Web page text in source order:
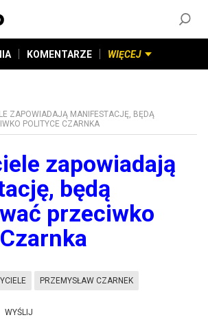
KOMENTARZE WIĘCEJ
ZAPOWIADAJĄ MANIFESTACJĘ, BĘDĄ
POLITYCE CZARNKA
zapowiadają
będą
przeciwko
PRZEMYSŁAW CZARNEK
WYŚLIJ